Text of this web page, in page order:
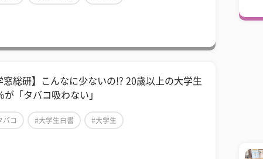
窓総研】こんなに少ないの!? 20歳以上の大学生
が「タバコ吸わない」
バコ #大学生白書 #大学生